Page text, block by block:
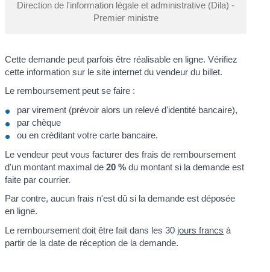
Direction de l'information légale et administrative (Dila) -
Premier ministre
Cette demande peut parfois être réalisable en ligne. Vérifiez
cette information sur le site internet du vendeur du billet.
Le remboursement peut se faire :
par virement (prévoir alors un relevé d'identité bancaire),
par chèque
ou en créditant votre carte bancaire.
Le vendeur peut vous facturer des frais de remboursement
d'un montant maximal de20 % du montant si la demande est
faite par courrier.
Par contre, aucun frais n'est dû si la demande est déposée
en ligne.
Le remboursement doit être fait dans les 30 jours francs à
partir de la date de réception de la demande.